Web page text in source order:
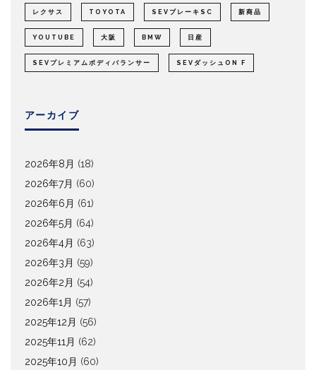
レクサス TOYOTA SEVブレーキSC 新商品
YOUTUBE 大阪 BMW 日産
SEVプレミアムボディバランサー SEVダッシュON F
アーカイブ
2026年8月 (18)
2026年7月 (60)
2026年6月 (61)
2026年5月 (64)
2026年4月 (63)
2026年3月 (59)
2026年2月 (54)
2026年1月 (57)
2025年12月 (56)
2025年11月 (62)
2025年10月 (60)